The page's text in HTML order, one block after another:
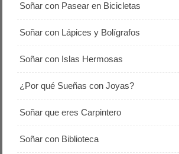
Soñar con Pasear en Bicicletas
Soñar con Lápices y Bolígrafos
Soñar con Islas Hermosas
¿Por qué Sueñas con Joyas?
Soñar que eres Carpintero
Soñar con Biblioteca